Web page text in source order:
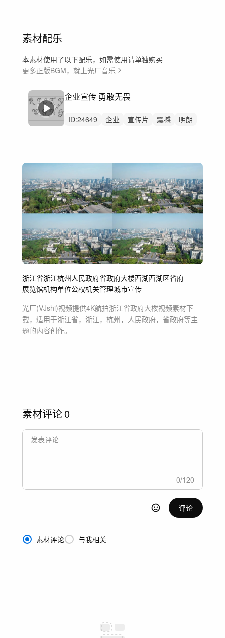
素材配乐
本素材使用了以下配乐，如需使用请单独购买
更多正版BGM，就上光厂音乐
企业宣传 勇敢无畏
ID:24649 企业 宣传片 震撼
明朗
浙江省浙江杭州人民政府省政府大楼西湖西湖区省府
展览馆机构单位公权机关管理城市宣传
光厂(VJshi)视频提供4K航拍浙江省政府大楼视频素材下
载，适用于浙江省，浙江，杭州，人民政府，省政府等主
题的内容创作。
素材评论0
0/120
评论
素材评论 与我相关